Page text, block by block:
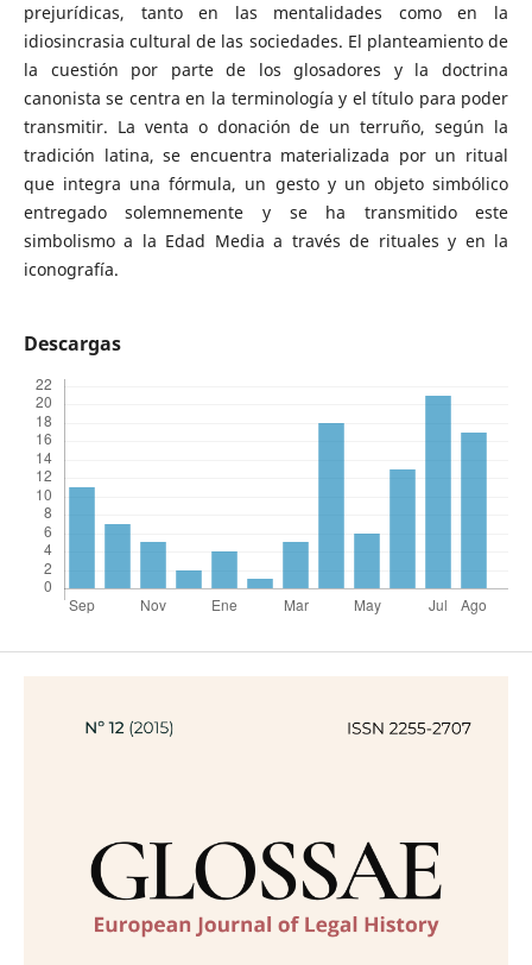
prejurídicas, tanto en las mentalidades como en la
idiosincrasia cultural de las sociedades. El planteamiento de
la cuestión por parte de los glosadores y la doctrina
canonista se centra en la terminología y el título para poder
transmitir. La venta o donación de un terruño, según la
tradición latina, se encuentra materializada por un ritual
que integra una fórmula, un gesto y un objeto simbólico
entregado solemnemente y se ha transmitido este
simbolismo a la Edad Media a través de rituales y en la
iconografía.
Descargas